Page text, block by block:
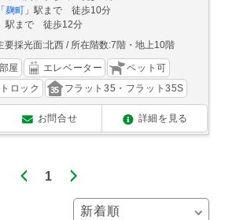
「麹町 」駅まで 徒歩10分
」駅まで 徒歩12分
要採光面:北西 所在階数:7階・地上10階
屋 エレベーター
ペット可
ロック フラット35・フラット35S
お問合せ 詳細を見る
1